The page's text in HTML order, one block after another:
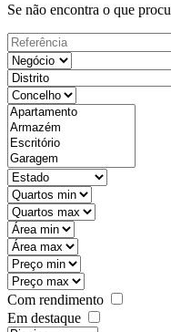
Se não encontra o que
Com rendimento
Em destaque